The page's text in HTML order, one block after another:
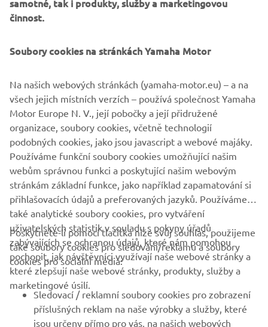
z největších hodnot, jež partnerství společností Yamaha
a YPPI přináší. Prodejci a stavitelé spolupracující se
spolupráce s velkou globální společností, ale zároveň
s přístupem „vyhrňte si rukávy“, který obvykle
charakterizuje spíše rodinné firmy. Zkrátka a dobře,
společnost Yamaha rozvíjí kulturu skvělé spolupráce ve
jménu poskytování špičkových produktů.“
FIREMNÍ
B2B
VÍCE YAMAHA
PODPORA
Soubory cookies na stránkách Yamaha Motor
Na našich webových stránkách (yamaha-motor.eu) – a na
Motor Europe N. V., její pobočky a její přidružené
organizace, soubory cookies, včetně technologií
podobných cookies, jako jsou javascript a webové majáky.
Používáme funkční soubory cookies umožňující našim
webům správnou funkci a poskytující našim webovým
stránkám základní funkce, jako například zapamatování si
přihlašovacích údajů a preferovaných jazyků. Používáme
také analytické soubory cookies, pro vytváření
uživatelských statistik v souladu s pokyny úřadů
zabývajících se ochranou údajů, které nám pomohou
pochopit, jak návštěvníci využívají naše webové stránky a
které zlepšují naše webové stránky, produkty, služby a
marketingové úsilí.
Poskytnete-li pomocí tlačítka níže svůj souhlas, použijeme
také soubory cookies pro sledování/reklamu a soubory
cookies pro sociální média:
Sledovací / reklamní soubory cookies pro zobrazení
příslušných reklam na naše výrobky a služby, které
jsou určeny přímo pro vás, na našich webových
stránkách a na webových stránkách třetích stran,
včetně platforem pro sociální média, jako je